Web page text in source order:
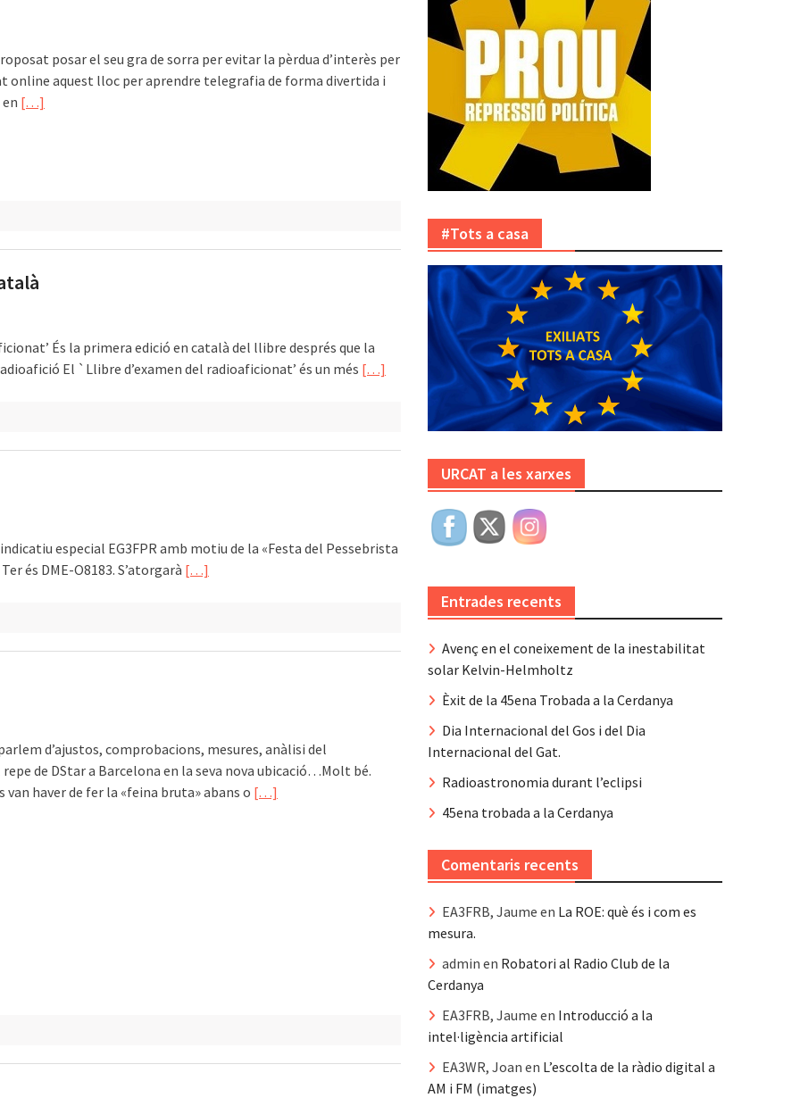
posar el seu gra de sorra per evitar la pèrdua d’interès per
online aquest lloc per aprendre telegrafia de forma divertida i
[…]
És la primera edició en català del llibre després que la
El `Llibre d’examen del radioaficionat’ és un més […]
especial EG3FPR amb motiu de la «Festa del Pessebrista
és DME-O8183. S’atorgarà […]
d’ajustos, comprobacions, mesures, anàlisi del
de DStar a Barcelona en la seva nova ubicació…Molt bé.
van haver de fer la «feina bruta» abans o […]
#Tots a casa
URCAT a les xarxes
Entrades recents
Avenç en el coneixement de la inestabilitat
solar Kelvin-Helmholtz
Èxit de la 45ena Trobada a la Cerdanya
Dia Internacional del Gos i del Dia
Internacional del Gat.
Radioastronomia durant l’eclipsi
45ena trobada a la Cerdanya
Comentaris recents
EA3FRB, Jaume en La ROE: què és i com es
mesura.
admin en Robatori al Radio Club de la
Cerdanya
EA3FRB, Jaume en Introducció a la
intel·ligència artificial
EA3WR, Joan en L’escolta de la ràdio digital a
AM i FM (imatges)